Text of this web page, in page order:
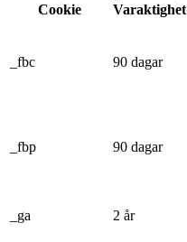
Cookie
Varaktighet
_fbc 90 dagar
_fbp 90 dagar
_ga 2 år